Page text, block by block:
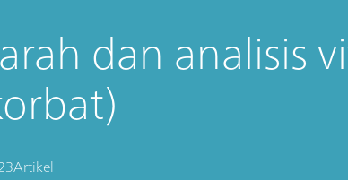
dan analisis
Artikel